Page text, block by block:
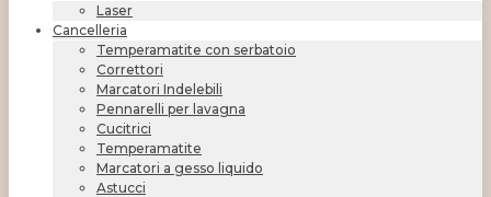
Laser
Cancelleria
Temperamatite con serbatoio
Correttori
Marcatori Indelebili
Pennarelli per lavagna
Cucitrici
Temperamatite
Marcatori a gesso liquido
Astucci